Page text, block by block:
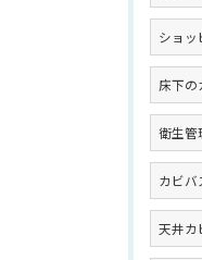
ショッ
床下の
衛生管
カビバ
天井カ